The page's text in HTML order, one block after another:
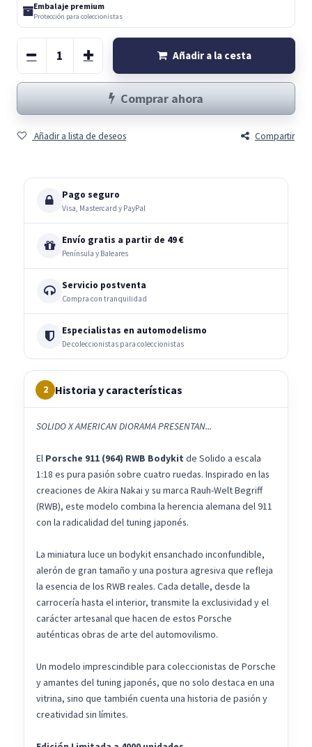
Embalaje premium
Protección para coleccionistas
Añadir a la cesta
Comprar ahora
Añadir a lista de deseos Compartir
Pago seguro
Visa, Mastercard y PayPal
Envío gratis a partir de 49 €
Península y Baleares
Servicio postventa
Compra con tranquilidad
Especialistas en automodelismo
De coleccionistas para coleccionistas
2 Historia y características
SOLIDO X AMERICAN DIORAMA PRESENTAN...
El Porsche 911 (964) RWB Bodykit de Solido a escala
1:18 es pura pasión sobre cuatro ruedas. Inspirado en las
creaciones de Akira Nakai y su marca Rauh-Welt Begriff
(RWB), este modelo combina la herencia alemana del 911
con la radicalidad del tuning japonés.
La miniatura luce un bodykit ensanchado inconfundible,
alerón de gran tamaño y una postura agresiva que refleja
la esencia de los RWB reales. Cada detalle, desde la
carrocería hasta el interior, transmite la exclusividad y el
carácter artesanal que hacen de estos Porsche
auténticas obras de arte del automovilismo.
Un modelo imprescindible para coleccionistas de Porsche
y amantes del tuning japonés, que no solo destaca en una
vitrina, sino que también cuenta una historia de pasión y
creatividad sin límites.